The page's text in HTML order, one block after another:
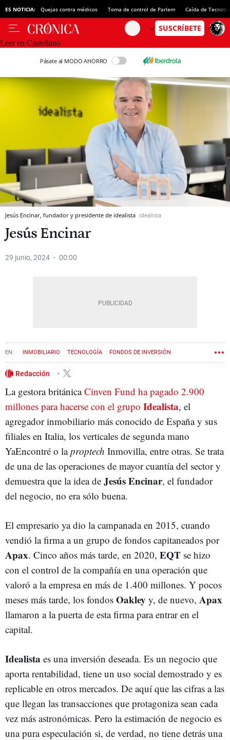
ES NOTICIA: Quejas contra médicos Toma de control de Parlem Caída de
Leer en Castellano
Pásate al MODO AHORRO
Jesús Encinar, fundador y presidente de idealista idealista
Jesús Encinar
29 junio, 2024 00:00
INMOBILIARIO TECNOLOGÍA FONDOS DE INVERSIÓN
Redacción
La gestora británicaCinven Fund ha pagado 2.900
millones para hacerse con el grupo Idealista, el
agregador inmobiliario más conocido de España y sus
filiales en Italia, los verticales de segunda mano
YaEncontré o laproptech Inmovilla, entre otras. Se trata
de una de las operaciones de mayor cuantía del sector y
demuestra que la idea de Jesús Encinar, el fundador
del negocio, no era sólo buena.
El empresario ya dio la campanada en 2015, cuando
vendió la firma a un grupo de fondos capitaneados por
Apax. Cinco años más tarde, en 2020, EQT se hizo
con el control de la compañía en una operación que
valoró a la empresa en más de 1.400 millones. Y pocos
meses más tarde, los fondos Oakley y, de nuevo, Apax
llamaron a la puerta de esta firma para entrar en el
capital.
Idealista es una inversión deseada. Es un negocio que
aporta rentabilidad, tiene un uso social demostrado y es
replicable en otros mercados. De aquí que las cifras a las
que llegan las transacciones que protagoniza sean cada
vez más astronómicas. Pero la estimación de negocio es
una pura especulación si, de verdad, no tiene detrás una